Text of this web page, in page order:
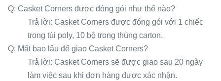
Q: Casket Corners được đóng gói như thế nào?
Trả lời: Casket Corners được đóng gói với 1 chiếc
trong túi poly, 10 bộ trong thùng carton.
Q: Mất bao lâu để giao Casket Corners?
Trả lời: Casket Corners sẽ được giao sau 20 ngày
làm việc sau khi đơn hàng được xác nhận.